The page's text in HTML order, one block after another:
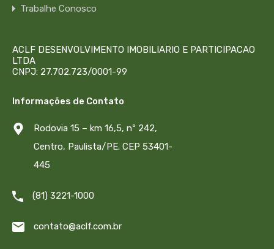
Trabalhe Conosco
ACLF DESENVOLVIMENTO IMOBILIARIO E PARTICIPACAO
LTDA
CNPJ: 27.702.723/0001-99
Informações de Contato
Rodovia 15 – km 16,5, nº 242,
Centro, Paulista/PE. CEP 53401-
445
(81) 3221-1000
contato@aclf.com.br